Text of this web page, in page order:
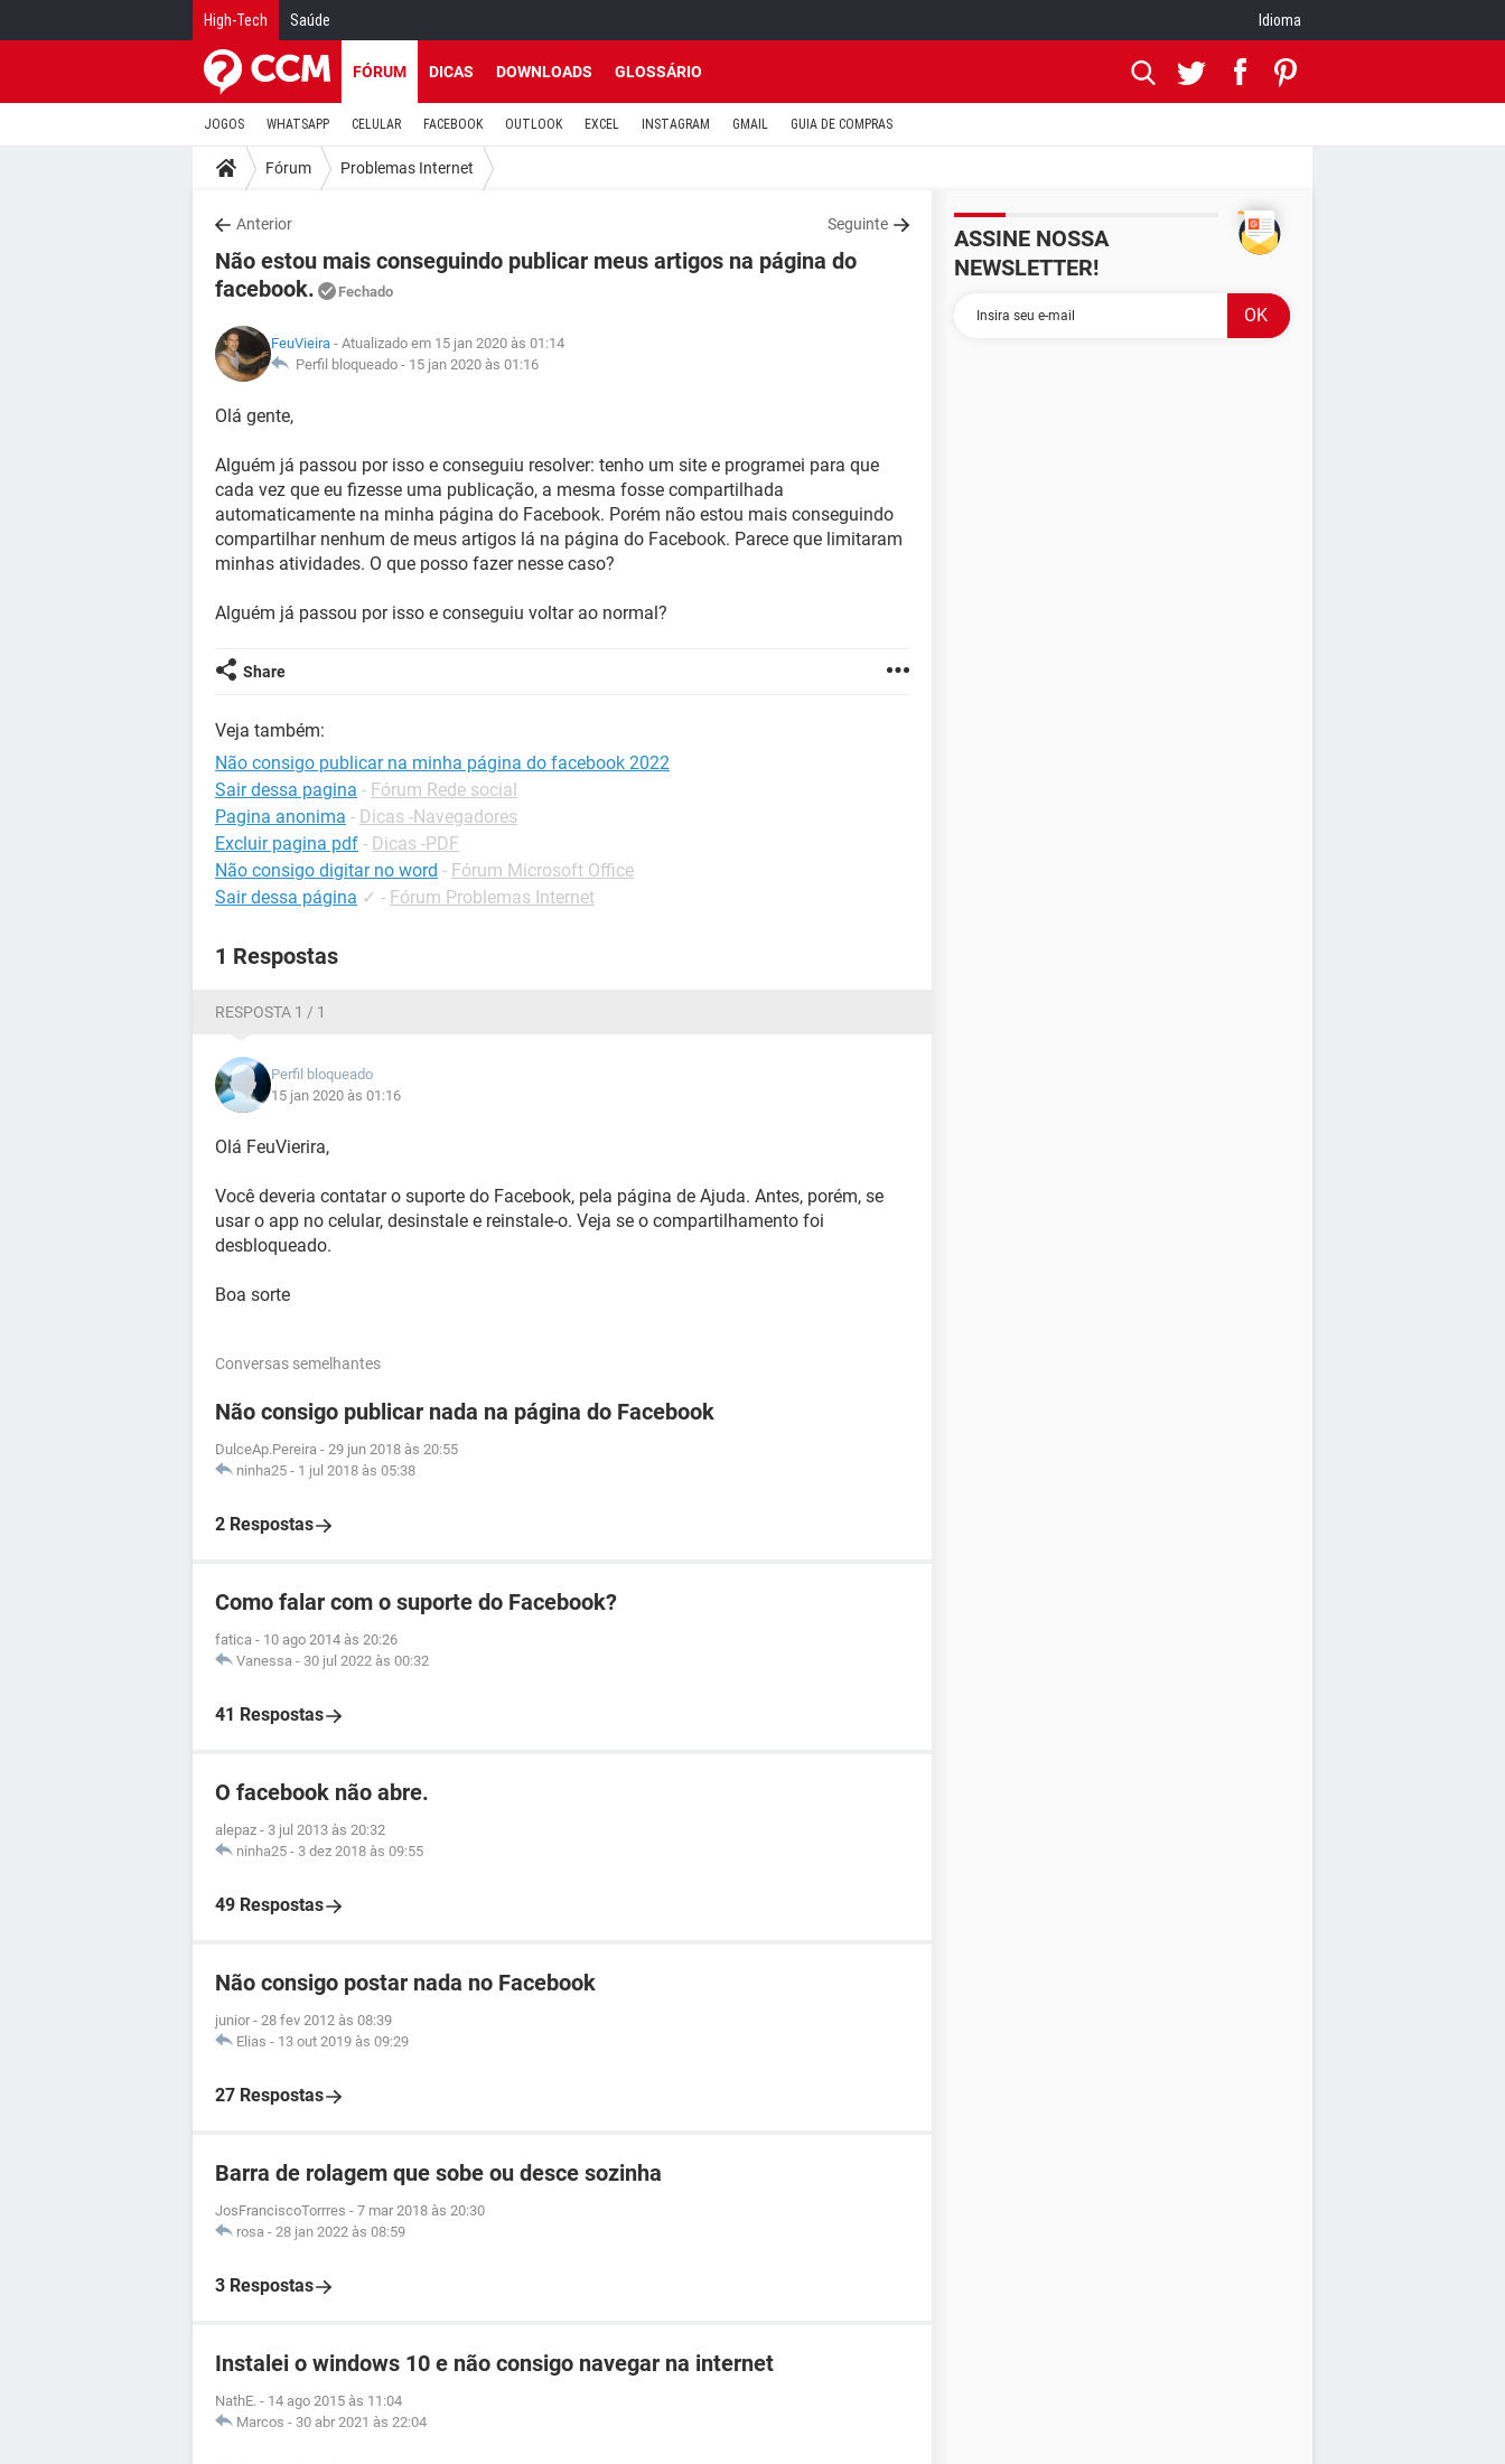
High-Tech Saúde Idioma
FÓRUM DICAS DOWNLOADS GLOSSÁRIO
JOGOS WHATSAPP CELULAR FACEBOOK OUTLOOK EXCEL INSTAGRAM GMAIL GUIA DE COMPRAS
Fórum Problemas Internet
Anterior Seguinte
Não estou mais conseguindo publicar meus artigos na página do
facebook.
Fechado
FeuVieira - Atualizado em 15 jan 2020 às 01:14
Perfil bloqueado - 15 jan 2020 às 01:16
Olá gente,
Alguém já passou por isso e conseguiu resolver: tenho um site e programei para que
cada vez que eu fizesse uma publicação, a mesma fosse compartilhada
automaticamente na minha página do Facebook. Porém não estou mais conseguindo
compartilhar nenhum de meus artigos lá na página do Facebook. Parece que limitaram
minhas atividades. O que posso fazer nesse caso?
Alguém já passou por isso e conseguiu voltar ao normal?
Share
Veja também:
Não consigo publicar na minha página do facebook 2022
Sair dessa pagina - Fórum Rede social
Pagina anonima - Dicas -Navegadores
Excluir pagina pdf - Dicas -PDF
Não consigo digitar no word - Fórum Microsoft Office
Sair dessa página ✓ - Fórum Problemas Internet
1 Respostas
RESPOSTA 1 / 1
Perfil bloqueado
15 jan 2020 às 01:16
Olá FeuVierira,
Você deveria contatar o suporte do Facebook, pela página de Ajuda. Antes, porém, se
usar o app no celular, desinstale e reinstale-o. Veja se o compartilhamento foi
desbloqueado.
Boa sorte
Conversas semelhantes
Não consigo publicar nada na página do Facebook
DulceAp.Pereira - 29 jun 2018 às 20:55
ninha25 - 1 jul 2018 às 05:38
2 Respostas
Como falar com o suporte do Facebook?
fatica - 10 ago 2014 às 20:26
Vanessa - 30 jul 2022 às 00:32
41 Respostas
O facebook não abre.
alepaz - 3 jul 2013 às 20:32
ninha25 - 3 dez 2018 às 09:55
49 Respostas
Não consigo postar nada no Facebook
junior - 28 fev 2012 às 08:39
Elias - 13 out 2019 às 09:29
27 Respostas
Barra de rolagem que sobe ou desce sozinha
JosFranciscoTorrres - 7 mar 2018 às 20:30
rosa - 28 jan 2022 às 08:59
3 Respostas
Instalei o windows 10 e não consigo navegar na internet
NathE. - 14 ago 2015 às 11:04
Marcos - 30 abr 2021 às 22:04
ASSINE NOSSA
NEWSLETTER!